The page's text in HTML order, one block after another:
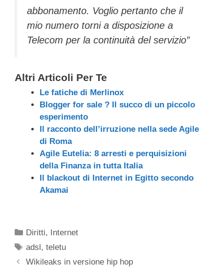
abbonamento. Voglio pertanto che il
mio numero torni a disposizione a
Telecom per la continuità del servizio”
Altri Articoli Per Te
Le fatiche di Merlinox
Blogger for sale ? Il succo di un piccolo
esperimento
Il racconto dell’irruzione nella sede Agile
di Roma
Agile Eutelia: 8 arresti e perquisizioni
della Finanza in tutta Italia
Il blackout di Internet in Egitto secondo
Akamai
Categorie
Diritti, Internet
Tag
adsl,teletu
Wikileaks in versione hip hop